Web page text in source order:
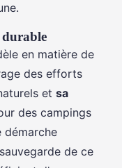
en matière de
des efforts
et sa
des campings
démarche
de ce